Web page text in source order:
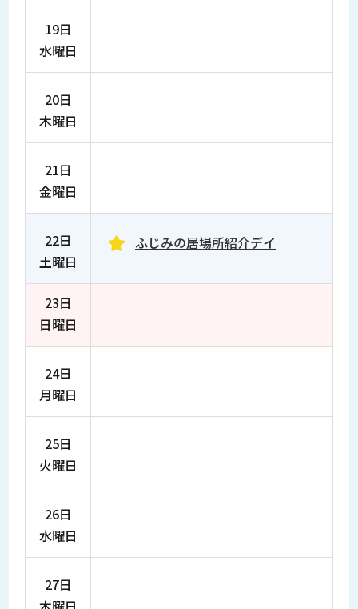
19日
水曜日
20日
木曜日
21日
金曜日
22日
土曜日
ふじみの居場所紹介デイ
23日
日曜日
24日
月曜日
25日
火曜日
26日
水曜日
27日